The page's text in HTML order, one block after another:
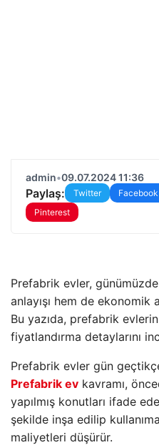
admin•09.07.2024 11:36
Paylaş: Twitter Facebook
Pinterest
Prefabrik evler,
anlayışı hem de
Bu yazıda, prefabrik
fiyatlandırma detaylarını
Prefabrik evler gün
Prefabrik ev kavramı,
yapılmış konutları ifade
şekilde inşa edilip
maliyetleri düşürür.